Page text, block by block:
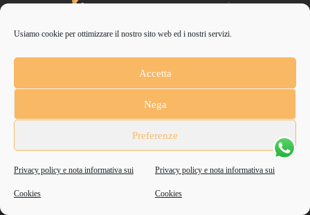
Usiamo cookie per ottimizzare il nostro sito web ed i nostri servizi.
Accetta
Nega
Preferenze
Privacy policy e nota informativa sui
Cookies
Privacy policy e nota informativa sui
Cookies
Fondazione Don Orione Ente Filantropico | Partita IVA / COD Fiscale
97302630583
ANCHE
Anche un piccolo aiuto può fare una grande differenza
Scopri come